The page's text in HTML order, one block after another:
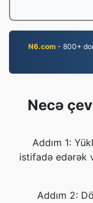
N6.com - 800+
Necə
Addım 1:
istifadə edərək
Addım 2: